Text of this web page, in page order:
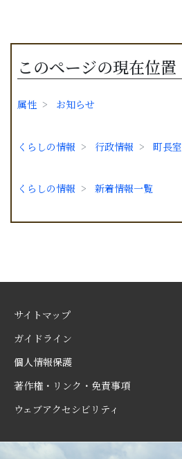
このページの現在位置
属性 お知らせ
くらしの情報 行政情報 町長室
くらしの情報 新着情報一覧
サイトマップ
ガイドライン
個人情報保護
著作権・リンク・免責事項
ウェブアクセシビリティ